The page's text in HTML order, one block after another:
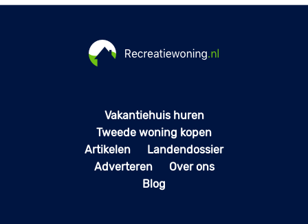
Vakantiehuis huren
Tweede woning kopen
Artikelen
Landendossier
Adverteren
Over ons
Blog